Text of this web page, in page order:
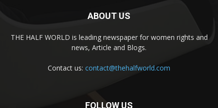
ABOUT US
THE HALF WORLD is leading newspaper for women rights and
news, Article and Blogs.
Contact us: contact@thehalfworld.com
FOLLOW US